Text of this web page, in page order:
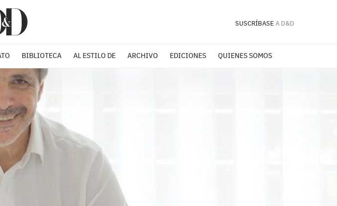
SUSCRÍBASE A D&D
BIBLIOTECA AL ESTILO DE ARCHIVO EDICIONES QUIENES SOMOS